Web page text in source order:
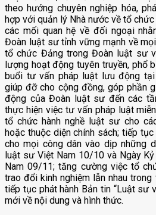
Phối hợp đôn đốc
Pháp luật hình sự
Pháp luật về thuế
Pháp luật đất đai
Pháp luật đầu tư
Văn bản pháp luật
Văn bản của Đảng – Nhà nước
Văn bản của Liên đoàn
Biểu mẫu
Tài liệu
Sổ tay luật sư
Hỏi/Đáp tư vấn pháp luật
Hình ảnh
Video
theo hướng chuyên nghiệp hóa,
hợp với quản lý Nhà nước về tổ
các mối quan hệ về đối ngoại
Đoàn luật sư tỉnh vững mạnh về
tổ chức Đảng trong Đoàn luật sư
lượng hoạt động tuyên truyền, phổ
buổi tư vấn pháp luật lưu động tại
giúp đỡ cho cộng đồng, góp phần
động của Đoàn luật sư đến các
thực hiện việc tư vấn pháp luật
tổ chức hành nghề luật sư cho
hoặc thuộc diện chính sách; tiếp
cho mọi công dân vào dịp những
luật sư Việt Nam 10/10 và Ngày
Nam 09/11; tăng cường việc tổ
trao đổi kinh nghiệm lẫn nhau
tiếp tục phát hành Bản tin “Luật sư
mới về nội dung và hình thức.